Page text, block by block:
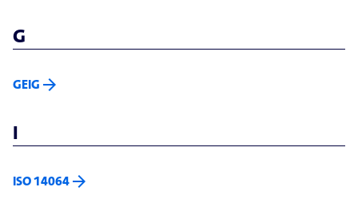
G
GEIG arrow_forward
I
ISO 14064arrow_forward